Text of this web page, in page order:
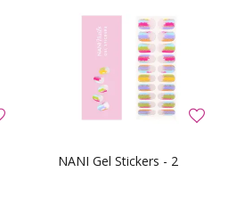
NANI Gel Stickers - 2